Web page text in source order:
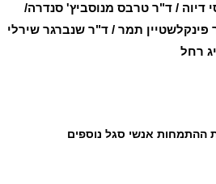
דיוה / ד"ר טרבס מנוסביץ' סנדרה/
פינקלשטיין תמר / ד"ר שנברגר שירלי
רחל
ההתמחות אנשי סגל נוספים